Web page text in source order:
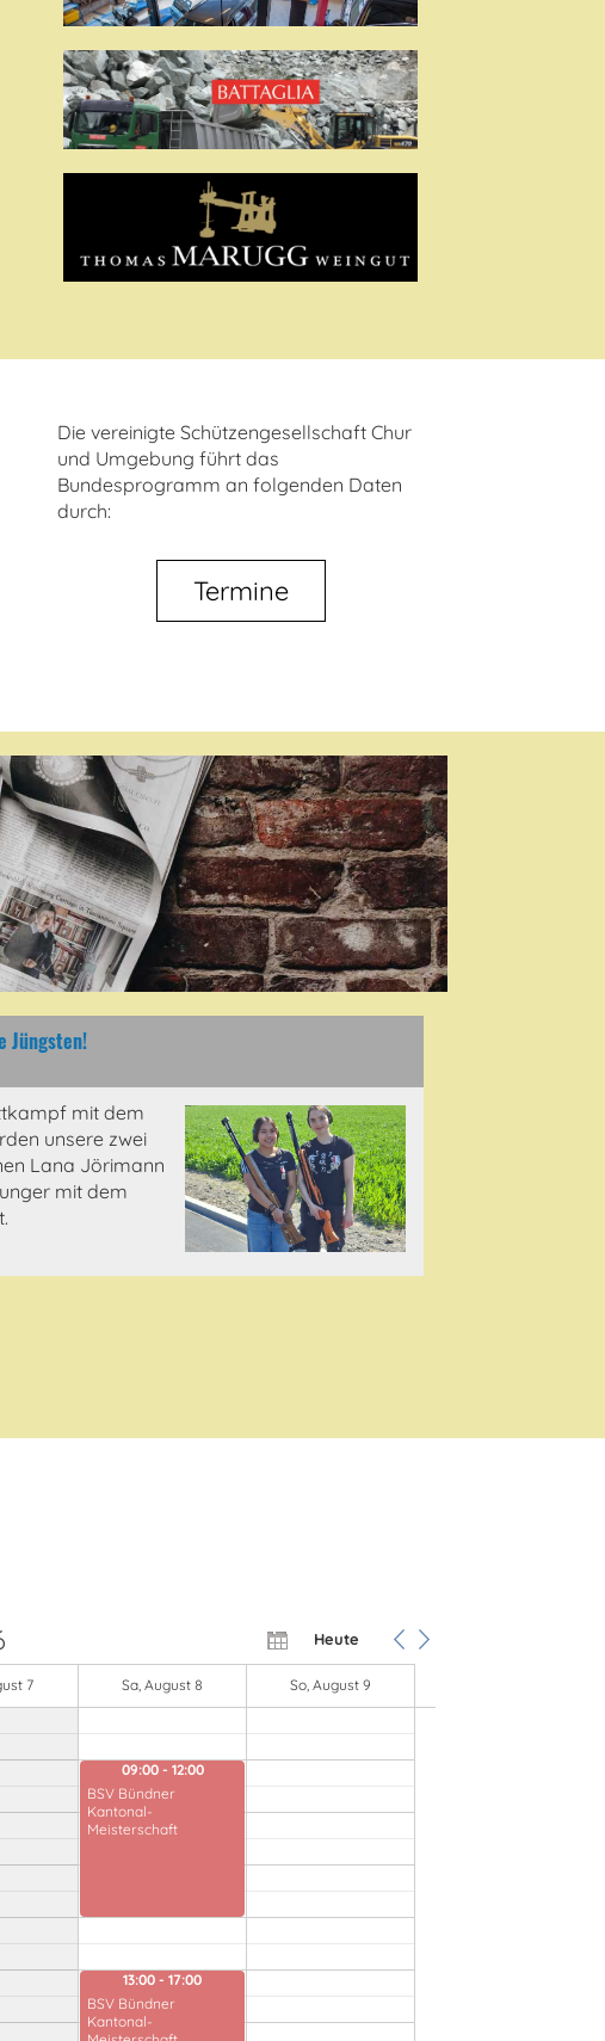
Die vereinigte Schützengesellschaft Chur
und Umgebung führt das
Bundesprogramm an folgenden Daten
durch:
Termine
Jüngsten!
mit dem
unsere zwei
Lana Jörimann
mit dem
Heute
7 Sa, August 8 So, August 9
09:00 - 12:00
BSV Bündner
Kantonal-
Meisterschaft
13:00 - 17:00
BSV Bündner
Kantonal-